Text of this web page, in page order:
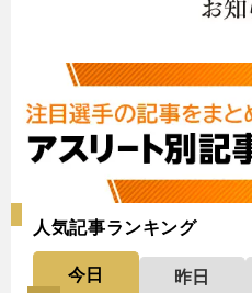
人気記事ランキング
今日 昨日